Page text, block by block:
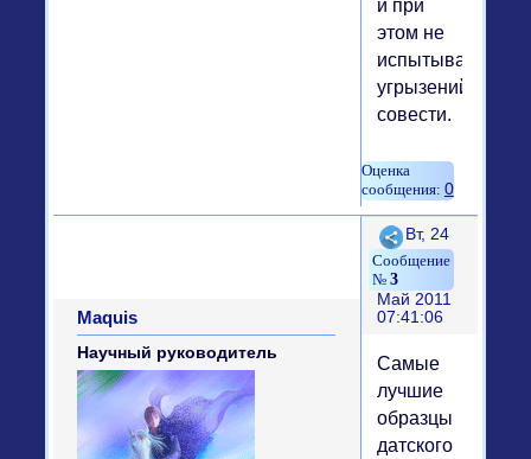
и при
этом не
испытывать
угрызений
совести.
0
Поделиться
3
Вт, 24
Май 2011
07:41:06
Maquis
Научный руководитель
Самые
лучшие
образцы
датского